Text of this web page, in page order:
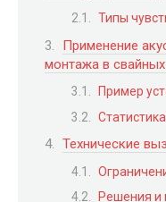
Типы
Применение
монтажа в
Пример
Технические
Решения и